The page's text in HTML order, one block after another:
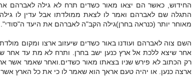
החידוש, כאשר הם יצאו מאור כשדים תרח לא גילה לאברהם
התגלה שם לאברהם ואמר לו לצאת ממולדתו אבל עדין לו
מאוחר יותר (כנראה בחרן)גילה הקב"ה לאברהם את היעד
השם צוה לאברהם ועודנו באור כשדים שיעזוב ארצו ומקום
אחר שיצא ללכת אל ארץ כנען ישב בחרן. ותרח לא מת עד אחר
רק הכתוב לא פירש שניו בצאתו מאור כשדים.ואחר שאמר אשר
ארצה כנען. או יהיה טעם אראך הוא שאמר לו כי את כל הארץ